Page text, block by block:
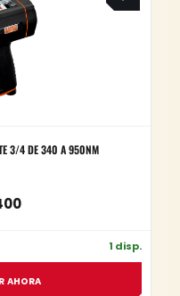
3/4 DE 340 A 950NM
1 disp.
AHORA